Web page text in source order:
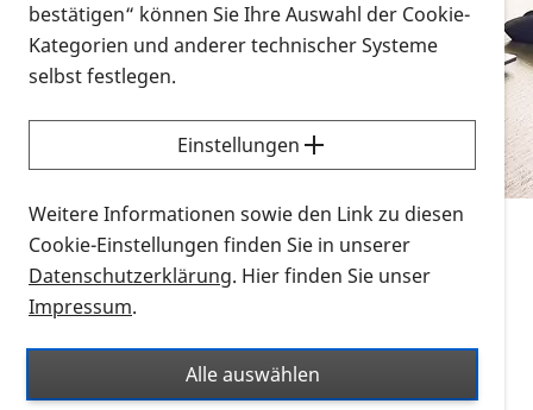
Alle Infomaterialien in verschiedenen
Formaten an einem Ort
Sie möchten wissen, wie Sie nach Infonmaterial
suchen und dieses bestellen bzw. herunterladen
können? Schauen Sie sich dieErklärvideos zum
Thema Infomaterial auf der PRO RETINA-Website
für blinde und sehbehinderte Menschen an.
Auf dieser Seite finden Sie sämtliches Infomaterial
Ort. Nutzen Sie den Formatfilter, um ausschließlich
nach Flyern und Broschüren, Audios oder Videos zu
bestätigen“ können Sie Ihre Auswahl der Cookie-
Kategorien und anderer technischer Systeme
selbst festlegen.
Einstellungen
Weitere Informationen sowie den Link zu diesen
Cookie-Einstellungen finden Sie in unserer
Datenschutzerklärung. Hier finden Sie unser
Impressum.
Alle auswählen